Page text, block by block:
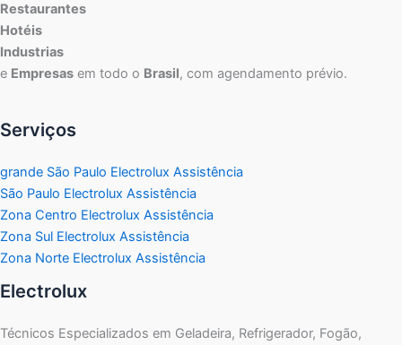
Restaurantes
Hotéis
Industrias
e Empresas em todo o Brasil, com agendamento prévio.
Serviços
grande São Paulo Electrolux Assistência
São Paulo Electrolux Assistência
Zona Centro Electrolux Assistência
Zona Sul Electrolux Assistência
Zona Norte Electrolux Assistência
Electrolux
Técnicos Especializados em Geladeira, Refrigerador, Fogão,